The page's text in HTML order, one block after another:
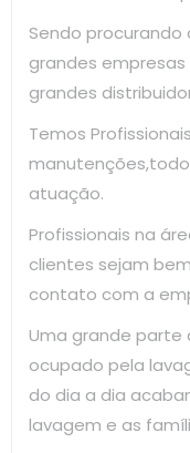
Sendo
grandes
grandes
Temos
atuação.
Profissionais na
clientes sejam
contato com a
Uma grande parte
ocupado pela
do dia a dia
lavagem e as